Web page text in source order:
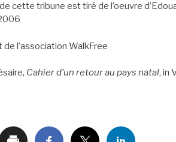
cette tribune est tiré de l’oeuvre
de l’association WalkFree
Cahier d’un retour au pays natal, in